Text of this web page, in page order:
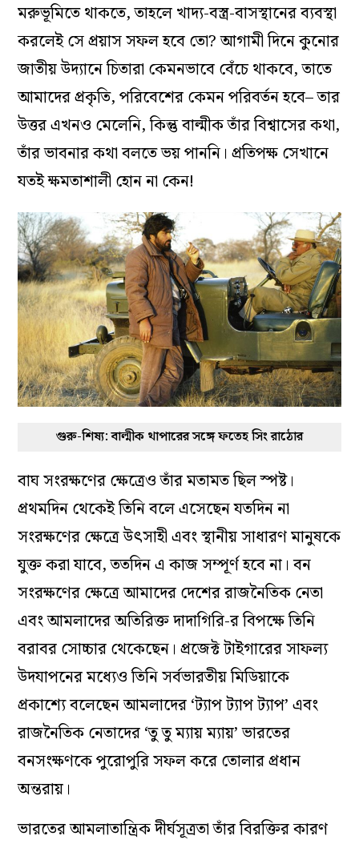
মরুভূমিতে থাকতে, তাহলে খাদ্য-বস্ত্র-বাসস্থানের ব্যবস্থা
করলেই সে প্রয়াস সফল হবে তো? আগামী দিনে কুনোর
জাতীয় উদ্যানে চিতারা কেমনভাবে বেঁচে থাকবে, তাতে
আমাদের প্রকৃতি, পরিবেশের কেমন পরিবর্তন হবে– তার
উত্তর এখনও মেলেনি, কিন্তু বাল্মীক তাঁর বিশ্বাসের কথা,
তাঁর ভাবনার কথা বলতে ভয় পাননি। প্রতিপক্ষ সেখানে
যতই ক্ষমতাশালী হোন না কেন!
গুরু-শিষ্য: বাল্মীক থাপারের সঙ্গে ফতেহ সিং রাঠোর
বাঘ সংরক্ষণের ক্ষেত্রেও তাঁর মতামত ছিল স্পষ্ট।
প্রথমদিন থেকেই তিনি বলে এসেছেন যতদিন না
সংরক্ষণের ক্ষেত্রে উৎসাহী এবং স্থানীয় সাধারণ মানুষকে
যুক্ত করা যাবে, ততদিন এ কাজ সম্পূর্ণ হবে না। বন
সংরক্ষণের ক্ষেত্রে আমাদের দেশের রাজনৈতিক নেতা
এবং আমলাদের অতিরিক্ত দাদাগিরি-র বিপক্ষে তিনি
বরাবর সোচ্চার থেকেছেন। প্রজেক্ট টাইগারের সাফল্য
উদযাপনের মধ্যেও তিনি সর্বভারতীয় মিডিয়াকে
প্রকাশ্যে বলেছেন আমলাদের ‘ট্যাপ ট্যাপ ট্যাপ’ এবং
রাজনৈতিক নেতাদের ‘তু তু ম্যায় ম্যায়’ ভারতের
বনসংক্ষণকে পুরোপুরি সফল করে তোলার প্রধান
অন্তরায়।
ভারতের আমলাতান্ত্রিক দীর্ঘসূত্রতা তাঁর বিরক্তির কারণ